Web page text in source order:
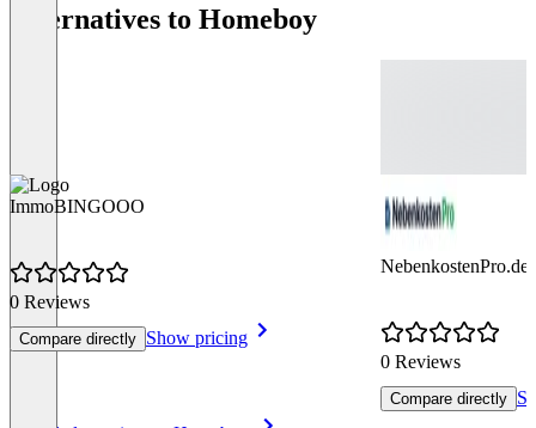
Alternatives to Homeboy
ImmoBINGOOO
0 Reviews
Compare directly Show pricing
NebenkostenPro.de
0 Reviews
Compare directly